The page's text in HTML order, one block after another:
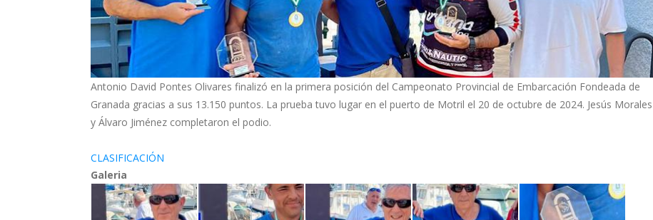
Antonio David Pontes Olivares finalizó en la primera posición del Campeonato Provincial de Embarcación Fondeada de
Granada gracias a sus 13.150 puntos. La prueba tuvo lugar en el puerto de Motril el 20 de octubre de 2024. Jesús Morales
y Álvaro Jiménez completaron el podio.
CLASIFICACIÓN
Galeria